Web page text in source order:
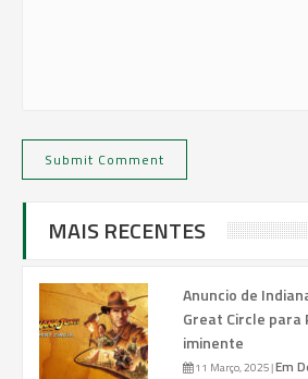
MAIS RECENTES
Anuncio de
Great Circle para
iminente
11 Março, 2025|Em